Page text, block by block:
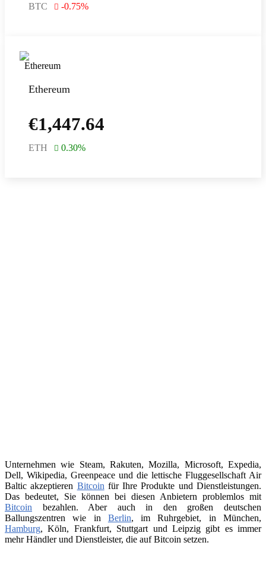
BTC -0.75%
Ethereum
€1,447.64
ETH 0.30%
Unternehmen wie Steam, Rakuten, Mozilla, Microsoft, Expedia,
Dell, Wikipedia, Greenpeace und die lettische Fluggesellschaft Air
Baltic akzeptieren Bitcoin für Ihre Produkte und Dienstleistungen.
Das bedeutet, Sie können bei diesen Anbietern problemlos mit
Bitcoin bezahlen. Aber auch in den großen deutschen
Ballungszentren wie in Berlin, im Ruhrgebiet, in München,
Hamburg, Köln, Frankfurt, Stuttgart und Leipzig gibt es immer
mehr Händler und Dienstleister, die auf Bitcoin setzen.